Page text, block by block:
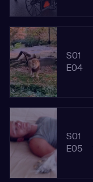
S01
E04
S01
E05